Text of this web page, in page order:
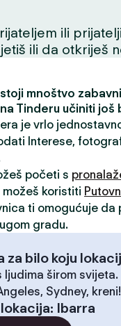
ili
ili da otkriješ
mnoštvo
Tinderu učiniti još
je vrlo
Interese,
početi s
možeš koristiti
ti omogućuje da
gradu.
za bilo koju
ljudima širom svijeta.
Sydney, kreni!
: Ibarra